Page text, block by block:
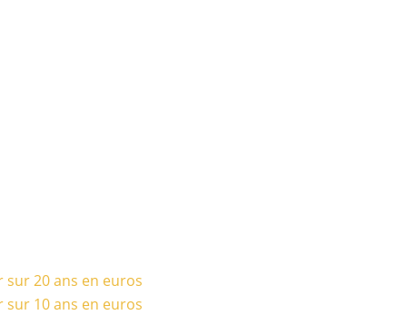
sur 20 ans en euros
sur 10 ans en euros